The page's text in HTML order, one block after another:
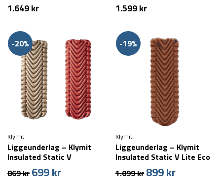
Regular – Rød
1.649kr 1.599kr
-20%
Klymit
Liggeunderlag – Klymit
Insulated Static V
869kr Den
699krDen
-19%
Klymit
Liggeunderlag – Klymit
Insulated Static V Lite Eco
1.099kr Den
899krDen